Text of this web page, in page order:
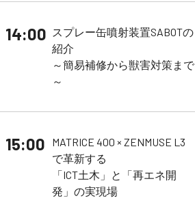
14:00 スプレー缶噴射装置SABOTの
紹介
～簡易補修から獣害対策まで
～
15:00
MATRICE 400 × ZENMUSE L3
で革新する
「ICT土木」と「再エネ開
発」の実現場